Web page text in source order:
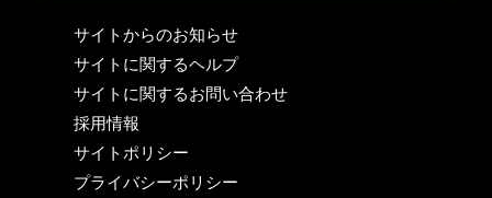
サイトからのお知らせ
サイトに関するヘルプ
サイトに関するお問い合わせ
採用情報
サイトポリシー
プライバシーポリシー